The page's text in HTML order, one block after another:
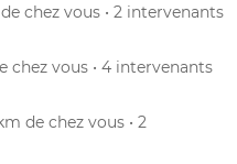
de chez vous • 2 intervenants
chez vous • 4 intervenants
de chez vous • 2